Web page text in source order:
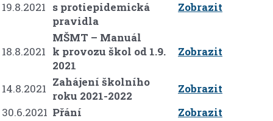
19.8.2021 s protiepidemická
pravidla
Zobrazit
18.8.2021
MŠMT – Manuál
k provozu škol od 1.9.
2021
Zobrazit
14.8.2021 Zahájení školního
roku 2021-2022
Zobrazit
30.6.2021 Přání
Zobrazit